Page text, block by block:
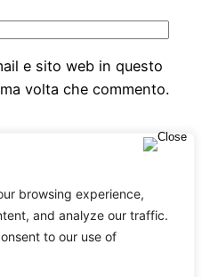
browsing experience,
and analyze our traffic.
to our use of
e sito web in questo
volta che commento.